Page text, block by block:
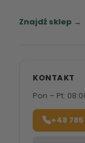
Znajdź sklep →
KONTAKT
Pon – Pt:
+48 785